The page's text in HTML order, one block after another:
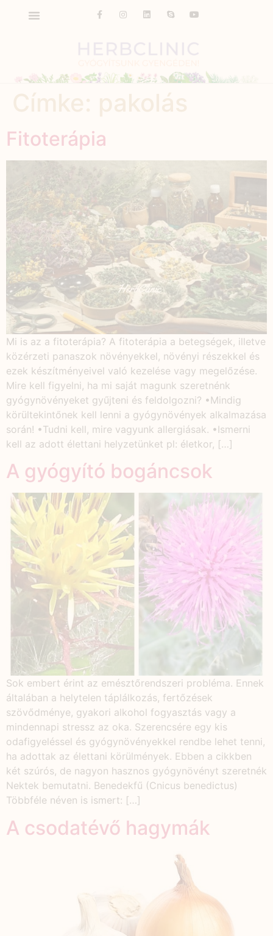
Fitoterápia
Mi is az a fitoterápia? A fitoterápia a betegségek, illetve
közérzeti panaszok növényekkel, növényi részekkel és
ezek készítményeivel való kezelése vagy megelőzése.
Mire kell figyelni, ha mi saját magunk szeretnénk
gyógynövényeket gyűjteni és feldolgozni? •Mindig
körültekintőnek kell lenni a gyógynövények alkalmazása
során! •Tudni kell, mire vagyunk allergiásak. •Ismerni
kell az adott élettani helyzetünket pl: életkor, […]
A gyógyító bogáncsok
Sok embert érint az emésztőrendszeri probléma. Ennek
általában a helytelen táplálkozás, fertőzések
szövődménye, gyakori alkohol fogyasztás vagy a
mindennapi stressz az oka. Szerencsére egy kis
odafigyeléssel és gyógynövényekkel rendbe lehet tenni,
ha adottak az élettani körülmények. Ebben a cikkben
két szúrós, de nagyon hasznos gyógynövényt szeretnék
Nektek bemutatni. Benedekfű (Cnicus benedictus)
Többféle néven is ismert: […]
A csodatévő hagymák